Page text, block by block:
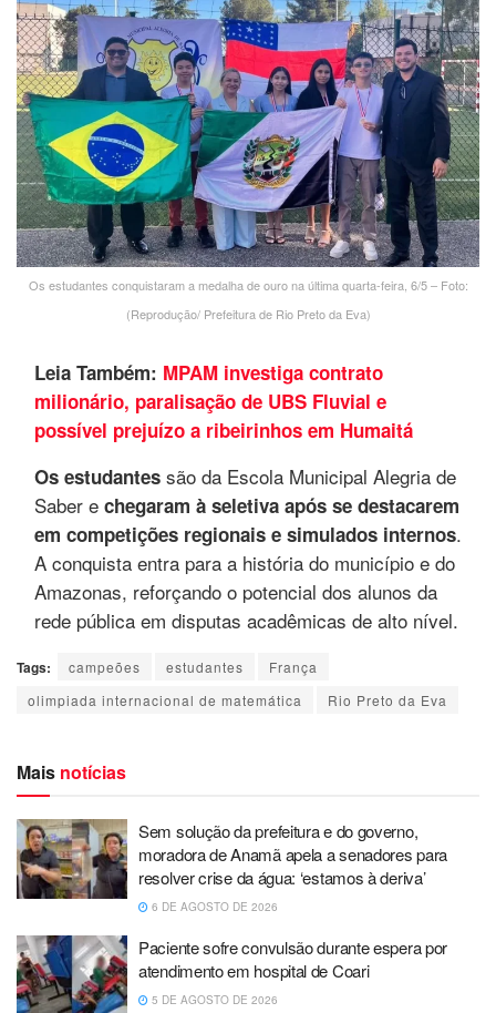
Os estudantes conquistaram a medalha de ouro na última quarta-feira, 6/5 – Foto:
(Reprodução/ Prefeitura de Rio Preto da Eva)
Leia Também: MPAM investiga contrato
milionário, paralisação de UBS Fluvial e
possível prejuízo a ribeirinhos em Humaitá
Os estudantes são da Escola Municipal Alegria de
Saber e chegaram à seletiva após se destacarem
em competições regionais e simulados internos.
A conquista entra para a história do município e do
Amazonas, reforçando o potencial dos alunos da
rede pública em disputas acadêmicas de alto nível.
Tags: campeões estudantes
França
olimpiada internacional de matemática
Rio Preto da Eva
Mais notícias
Sem solução da prefeitura e do governo,
moradora de Anamã apela a senadores para
resolver crise da água: ‘estamos à deriva’
6 DE AGOSTO DE 2026
Paciente sofre convulsão durante espera por
atendimento em hospital de Coari
5 DE AGOSTO DE 2026